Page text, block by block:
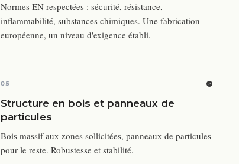
Normes EN respectées : sécurité, résistance,
inflammabilité, substances chimiques. Une fabrication
européenne, un niveau d'exigence établi.
05
Structure en bois et panneaux de
particules
Bois massif aux zones sollicitées, panneaux de particules
pour le reste. Robustesse et stabilité.